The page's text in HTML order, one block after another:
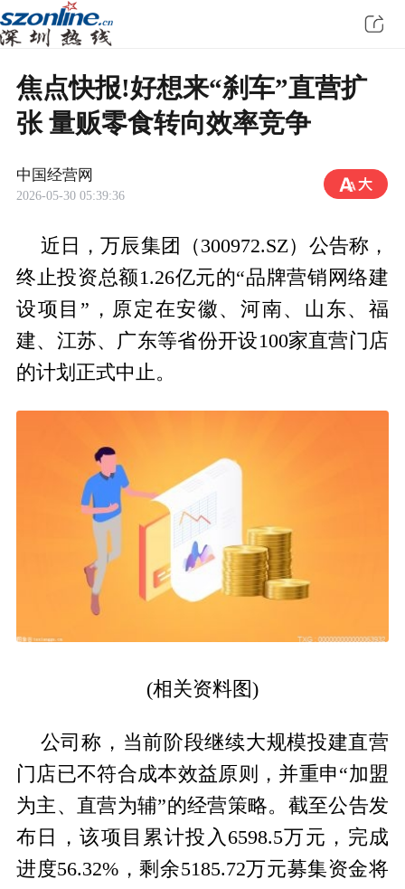
焦点快报!好想来“刹车”直营扩
张 量贩零食转向效率竞争
中国经营网
2026-05-30 05:39:36
近日，万辰集团（300972.SZ）公告称，
终止投资总额1.26亿元的“品牌营销网络建
设项目”，原定在安徽、河南、山东、福
建、江苏、广东等省份开设100家直营门店
的计划正式中止。
(相关资料图)
公司称，当前阶段继续大规模投建直营
门店已不符合成本效益原则，并重申“加盟
为主、直营为辅”的经营策略。截至公告发
布日，该项目累计投入6598.5万元，完成
进度56.32%，剩余5185.72万元募集资金将